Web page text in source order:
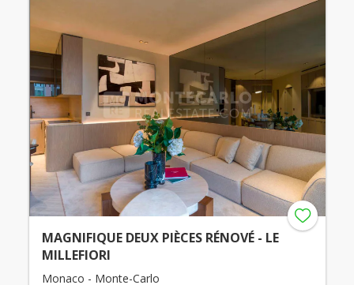
MAGNIFIQUE DEUX PIÈCES RÉNOVÉ - LE
MILLEFIORI
Monaco - Monte-Carlo